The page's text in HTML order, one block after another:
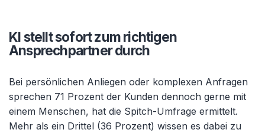
KI stellt sofort zum richtigen
Ansprechpartner durch
Bei persönlichen Anliegen oder komplexen Anfragen
sprechen 71 Prozent der Kunden dennoch gerne mit
einem Menschen, hat die Spitch-Umfrage ermittelt.
Mehr als ein Drittel (36 Prozent) wissen es dabei zu